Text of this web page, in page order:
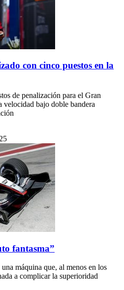
con cinco puestos en la
de penalización para el Gran
velocidad bajo doble bandera
fantasma”
máquina que, al menos en los
a complicar la superioridad